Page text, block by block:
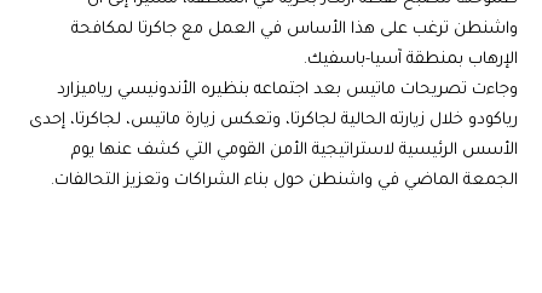
واشنطن ترغب على هذا الأساس في العمل مع جاكرتا لمكافحة
الإرهاب بمنطقة آسيا-باسفيك.
وجاءت تصريحات ماتيس بعد اجتماعه بنظيره الأندونيسي رياميزارد
رياكودو خلال زيارته الحالية لجاكرتا، وتعكس زيارة ماتيس، لجاكرتا، إحدى
الأسس الرئيسية لاستراتيجية الأمن القومي التي كشف عنها يوم
الجمعة الماضي في واشنطن حول بناء الشراكات وتعزيز التحالفات.